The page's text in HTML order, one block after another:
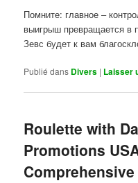
Помните: главное –
выигрыш превращается в
Зевс будет к вам
Publié dans Divers | Laisser
Roulette with
Promotions